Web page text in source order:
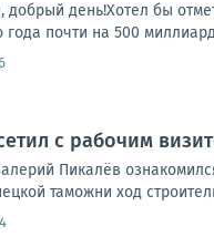
добрый день!Хотел бы
года почти на 500
с рабочим
Пикалёв
таможни ход